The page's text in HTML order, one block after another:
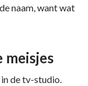
naam, want wat
de tv-studio.